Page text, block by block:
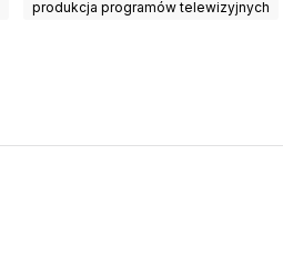
produkcja programów telewizyjnych